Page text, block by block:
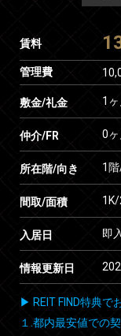
賃料
管理費
敷金/礼金 1ヶ
仲介/FR 0ヶ
所在階/向き 1
間取/面積
入居日 即
情報更新日
▶ REIT FIND特典で
１.都内最安値での